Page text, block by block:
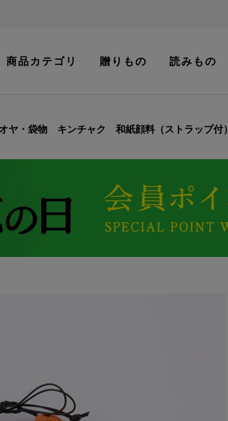
商品カテゴリ 贈りもの 読みもの
ヤ・袋物 キンチャク 和紙顔料（ストラップ付）